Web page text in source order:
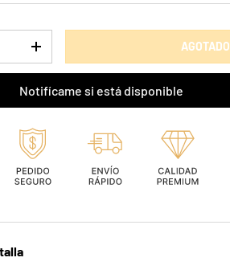
+ AGOTADO
Notifícame si está disponible